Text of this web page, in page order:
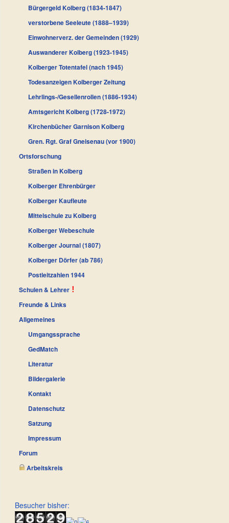
Bürgergeld Kolberg (1834-1847)
verstorbene Seeleute (1888–1939)
Einwohnerverz. der Gemeinden (1929)
Auswanderer Kolberg (1923-1945)
Kolberger Totentafel (nach 1945)
Todesanzeigen Kolberger Zeitung
Lehrlings-/Gesellenrollen (1886-1934)
Amtsgericht Kolberg (1728-1972)
Kirchenbücher Garnison Kolberg
Gren. Rgt. Graf Gneisenau (vor 1900)
Ortsforschung
Straßen in Kolberg
Kolberger Ehrenbürger
Kolberger Kaufleute
Mittelschule zu Kolberg
Kolberger Webeschule
Kolberger Journal (1807)
Kolberger Dörfer (ab 786)
Postleitzahlen 1944
Schulen & Lehrer
Freunde & Links
Allgemeines
Umgangssprache
GedMatch
Literatur
Bildergalerie
Kontakt
Datenschutz
Satzung
Impressum
Forum
Arbeitskreis
Besucher bisher: